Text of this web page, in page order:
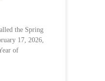
the Spring
17, 2026,
of